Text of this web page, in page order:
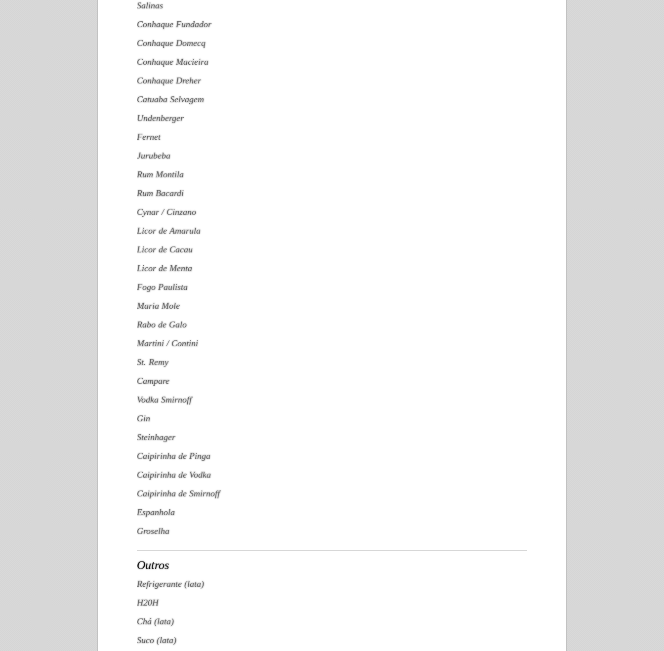
Salinas
Conhaque Fundador
Conhaque Domecq
Conhaque Macieira
Conhaque Dreher
Catuaba Selvagem
Undenberger
Fernet
Jurubeba
Rum Montila
Rum Bacardi
Cynar / Cinzano
Licor de Amarula
Licor de Cacau
Licor de Menta
Fogo Paulista
Maria Mole
Rabo de Galo
Martini / Contini
St. Remy
Campare
Vodka Smirnoff
Gin
Steinhager
Caipirinha de Pinga
Caipirinha de Vodka
Caipirinha de Smirnoff
Espanhola
Groselha
Outros
Refrigerante (lata)
H20H
Chá (lata)
Suco (lata)